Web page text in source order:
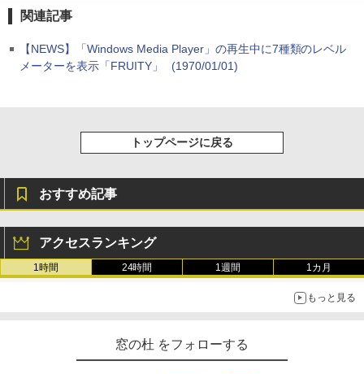
￥1,600
New Amazon Kindle Scribe Colorsoft |
￥115,980
関連記事
【NEWS】「Windows Media Player」の再生中に7種類のレベル
メーターを表示「FRUITY」
(1970/01/01)
トップページに戻る
おすすめ記事
アクセスランキング
1時間 24時間 1週間 1カ月
もっと見る
窓の杜 をフォローする